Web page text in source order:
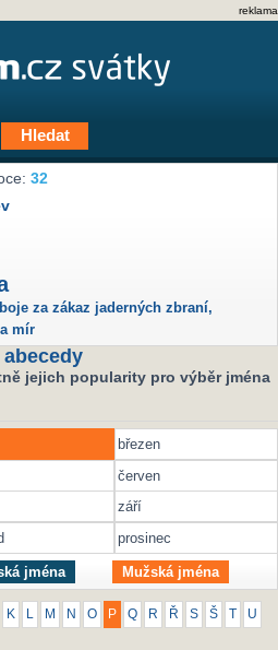
reklama
32
za zákaz jaderných zbraní,
mír
jejich popularity pro výběr jména
březen
červen
září
prosinec
jména Mužská jména
K M N O P Q R Ř S Š U